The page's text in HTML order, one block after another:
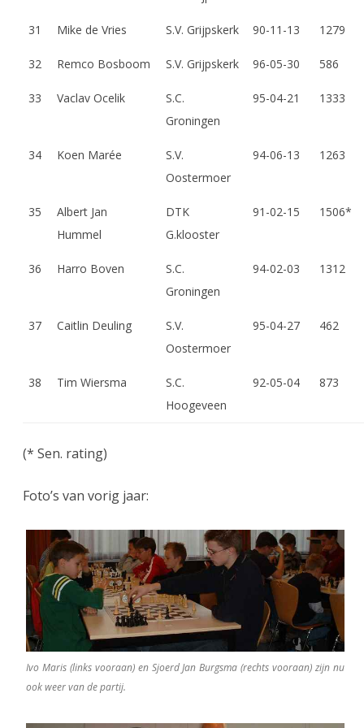
31 Mike de Vries S.V. Grijpskerk 90-11-13 1279
32 Remco Bosboom S.V. Grijpskerk 96-05-30 586
33 Vaclav Ocelik
S.C.
Groningen
95-04-21 1333
34 Koen Marée
S.V.
Oostermoer
94-06-13 1263
35
Albert Jan
Hummel
DTK
G.klooster
91-02-15 1506*
36 Harro Boven
S.C.
Groningen
94-02-03 1312
37 Caitlin Deuling
S.V.
Oostermoer
95-04-27 462
38 Tim Wiersma
S.C.
Hoogeveen
92-05-04 873
(* Sen. rating)
Foto’s van vorig jaar:
Ivo Maris (links vooraan) en Sjoerd Jan Burgsma (rechts vooraan) zijn nu
ook weer van de partij.